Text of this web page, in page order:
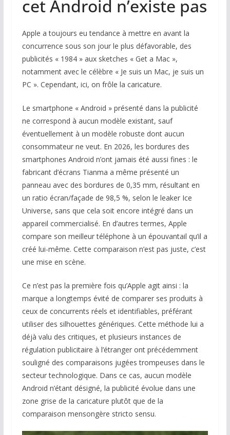
cet Android n’existe pas
Apple a toujours eu tendance à mettre en avant la
concurrence sous son jour le plus défavorable, des
publicités « 1984 » aux sketches « Get a Mac »,
notamment avec le célèbre « Je suis un Mac, je suis un
PC ». Cependant, ici, on frôle la caricature.
Le smartphone « Android » présenté dans la publicité
ne correspond à aucun modèle existant, sauf
éventuellement à un modèle robuste dont aucun
consommateur ne veut. En 2026, les bordures des
smartphones Android n’ont jamais été aussi fines : le
fabricant d’écrans Tianma a même présenté un
panneau avec des bordures de 0,35 mm, résultant en
un ratio écran/façade de 98,5 %, selon le leaker Ice
Universe, sans que cela soit encore intégré dans un
appareil commercialisé. En d’autres termes, Apple
compare son meilleur téléphone à un épouvantail qu’il a
créé lui-même. Cette comparaison n’est pas juste, c’est
une mise en scène.
Ce n’est pas la première fois qu’Apple agit ainsi : la
marque a longtemps évité de comparer ses produits à
ceux de concurrents réels et identifiables, préférant
utiliser des silhouettes génériques. Cette méthode lui a
déjà valu des critiques, et plusieurs instances de
régulation publicitaire à l’étranger ont précédemment
souligné des comparaisons jugées trompeuses dans le
secteur technologique. Dans ce cas, aucun modèle
Android n’étant désigné, la publicité évolue dans une
zone grise de la caricature plutôt que de la
comparaison mensongère stricto sensu.